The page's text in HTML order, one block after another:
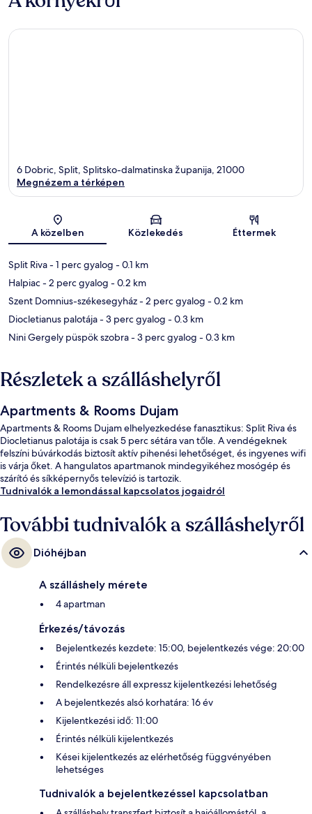
Térkép
6 Dobric, Split, Splitsko-dalmatinska županija, 21000
Megnézem a térképen
A közelben Közlekedés Éttermek
Split Riva- 1 perc gyalog - 0.1 km
Halpiac- 2 perc gyalog - 0.2 km
Szent Domnius-székesegyház- 2 perc gyalog - 0.2 km
Diocletianus palotája- 3 perc gyalog - 0.3 km
Nini Gergely püspök szobra- 3 perc gyalog - 0.3 km
Részletek a szálláshelyről
Apartments & Rooms Dujam
Apartments & Rooms Dujam elhelyezkedése fanasztikus: Split Riva és
Diocletianus palotája is csak 5 perc sétára van tőle. A vendégeknek
felszíni búvárkodás biztosít aktív pihenési lehetőséget, és ingyenes wifi
is várja őket. A hangulatos apartmanok mindegyikéhez mosógép és
szárító és síkképernyős televízió is tartozik.
Tudnivalók a lemondással kapcsolatos jogaidról
További tudnivalók a szálláshelyről
Dióhéjban
A szálláshely mérete
4 apartman
Érkezés/távozás
Bejelentkezés kezdete: 15:00, bejelentkezés vége: 20:00
Érintés nélküli bejelentkezés
Rendelkezésre áll expressz kijelentkezési lehetőség
A bejelentkezés alsó korhatára: 16 év
Kijelentkezési idő: 11:00
Érintés nélküli kijelentkezés
Kései kijelentkezés az elérhetőség függvényében
lehetséges
Tudnivalók a bejelentkezéssel kapcsolatban